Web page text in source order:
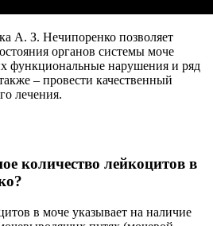
А. З. Нечипоренко позволяет
органов системы моче
функциональные нарушения и ряд
– провести качественный
лечения.
количество лейкоцитов в
в моче указывает на наличие